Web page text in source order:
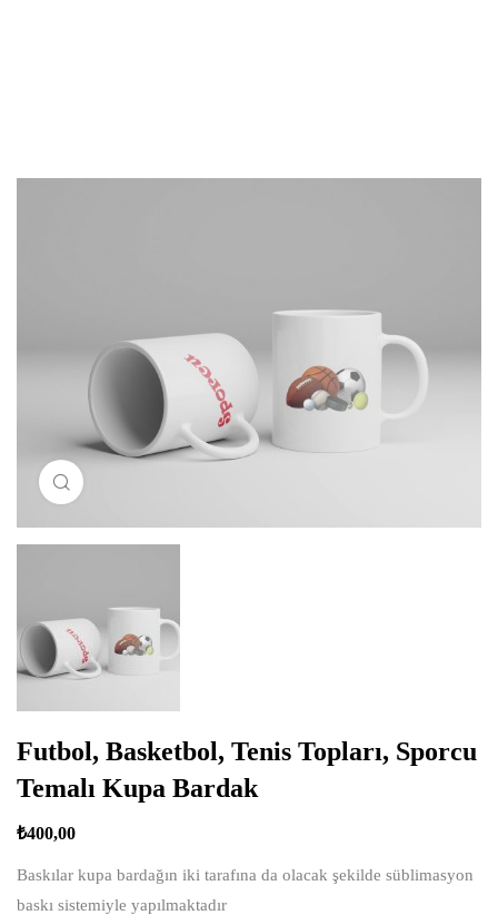
Futbol, Basketbol, Tenis Topları, Sporcu
Temalı Kupa Bardak
₺400,00
Baskılar kupa bardağın iki tarafına da olacak şekilde süblimasyon
baskı sistemiyle yapılmaktadır